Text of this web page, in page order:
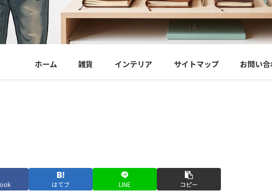
ホーム 雑貨 インテリア サイトマップ お問い
はてブ LINE コピー